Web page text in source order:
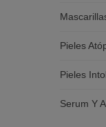
Pieles
Pieles
Serum Y